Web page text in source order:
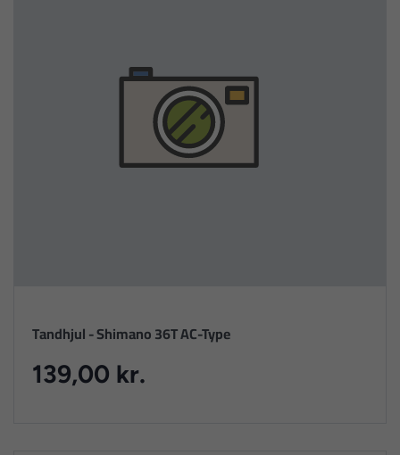
Tandhjul - Shimano 36T AC-Type
139,00 kr.